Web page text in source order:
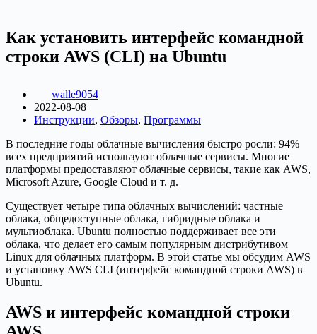
Как установить интерфейс командной
строки AWS (CLI) на Ubuntu
walle9054
2022-08-08
Инструкции, Обзоры, Программы
В последние годы облачные вычисления быстро росли: 94%
всех предприятий используют облачные сервисы. Многие
платформы предоставляют облачные сервисы, такие как AWS,
Microsoft Azure, Google Cloud и т. д.
Существует четыре типа облачных вычислений: частные
облака, общедоступные облака, гибридные облака и
мультиоблака. Ubuntu полностью поддерживает все эти
облака, что делает его самым популярным дистрибутивом
Linux для облачных платформ. В этой статье мы обсудим AWS
и установку AWS CLI (интерфейс командной строки AWS) в
Ubuntu.
AWS и интерфейс командной строки